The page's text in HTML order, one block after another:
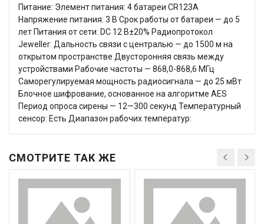
Питание: Элемент питания: 4 батареи CR123A
Напряжение питания: 3 В Срок работы от батареи — до 5
лет Питания от сети: DC 12 В±20% Радиопротокол
Jeweller: Дальность связи с централью — до 1500 м на
открытом пространстве Двусторонняя связь между
устройствами Рабочие частоты — 868,0-868,6 МГц
Саморегулируемая мощность радиосигнала — до 25 мВт
Блочное шифрование, основанное на алгоритме AES
Период опроса сирены — 12—300 секунд Температурный
сенсор: Есть Диапазон рабочих температур:
СМОТРИТЕ ТАК ЖЕ